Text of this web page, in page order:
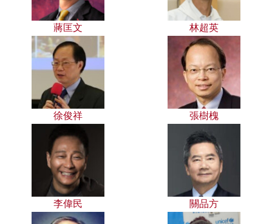
蔣匡文 林超英
徐俊祥 張樹槐
李偉民 關品方